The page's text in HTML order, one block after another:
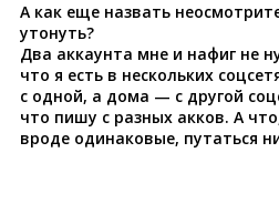
А как еще назвать
утонуть?
Два аккаунта мне и нафиг не
что я есть в нескольких
с одной, а дома — с другой
что пишу с разных акков. А
вроде одинаковые, путаться